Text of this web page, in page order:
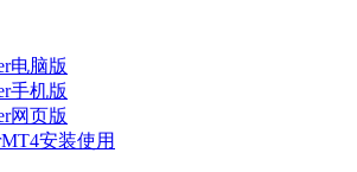
电脑版
手机版
网页版
安装使用